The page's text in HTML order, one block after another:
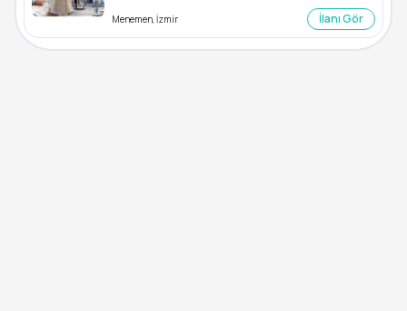
Menemen, İzmir İlanı Gör